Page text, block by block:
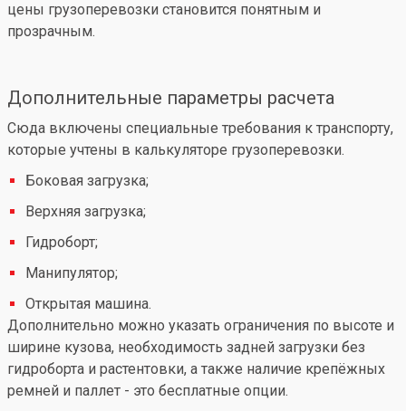
цены грузоперевозки становится понятным и
прозрачным.
Дополнительные параметры расчета
Сюда включены специальные требования к транспорту,
которые учтены в калькуляторе грузоперевозки.
Боковая загрузка;
Верхняя загрузка;
Гидроборт;
Манипулятор;
Открытая машина.
Дополнительно можно указать ограничения по высоте и
ширине кузова, необходимость задней загрузки без
гидроборта и растентовки, а также наличие крепёжных
ремней и паллет - это бесплатные опции.